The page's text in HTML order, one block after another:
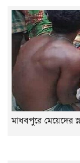
মাধবপুরে মেয়েদের